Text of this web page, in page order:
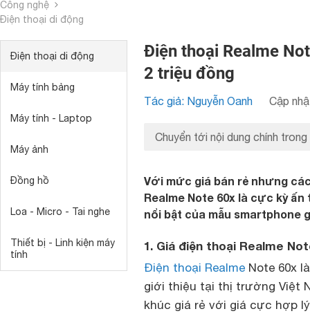
Công nghệ
Điện thoại di động
Điện thoại di động
Máy tính bảng
Máy tính - Laptop
Máy ảnh
Đồng hồ
Loa - Micro - Tai nghe
Thiết bị - Linh kiện máy
tính
Điện thoại Realme
2 triệu đồng
Tác giả: Nguyễn Oanh Cập
Chuyển tới nội dung chính
Với mức giá bán rẻ nhưng
Realme Note 60x là cực kỳ
nổi bật của mẫu smartphone
1. Giá điện thoại Realme
Điện thoại Realme Note 60x
giới thiệu tại thị trường Việt
khúc giá rẻ với giá cực hợp